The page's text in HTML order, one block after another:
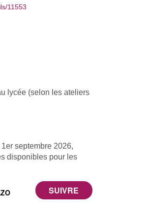
11553
lycée (selon les ateliers
septembre 2026,
disponibles pour les